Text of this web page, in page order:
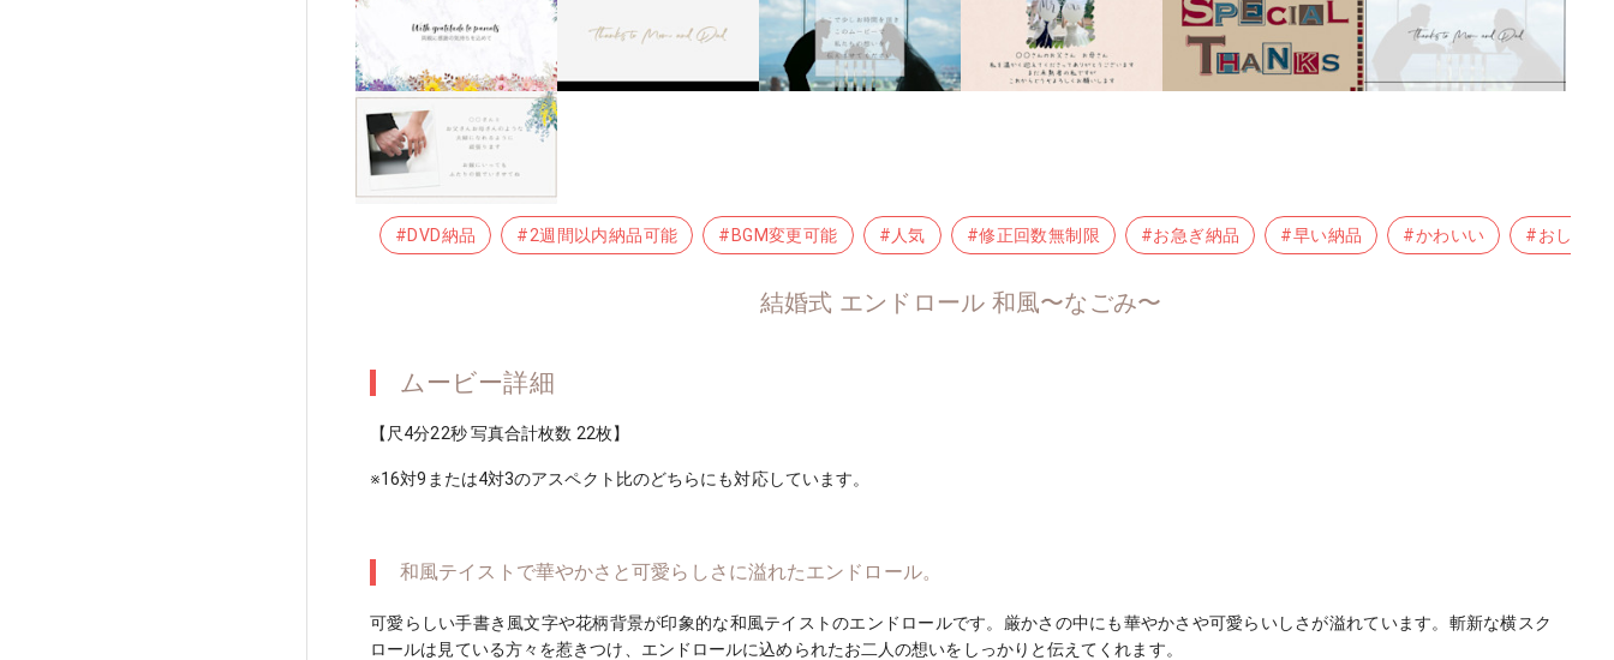
#DVD納品 #2週間以内納品可能 #BGM変更可能 #人気 #修正回数無制限 #お急ぎ納品 #早い納品 #かわいい #おしゃれ
結婚式 エンドロール 和風〜なごみ〜
ムービー詳細
【尺4分22秒 写真合計枚数 22枚】
※16対9または4対3のアスペクト比のどちらにも対応しています。
和風テイストで華やかさと可愛らしさに溢れたエンドロール。
可愛らしい手書き風文字や花柄背景が印象的な和風テイストのエンドロールです。厳かさの中にも華やかさや可愛らいしさが溢れています。斬新な横スク
ロールは見ている方々を惹きつけ、エンドロールに込められたお二人の想いをしっかりと伝えてくれます。